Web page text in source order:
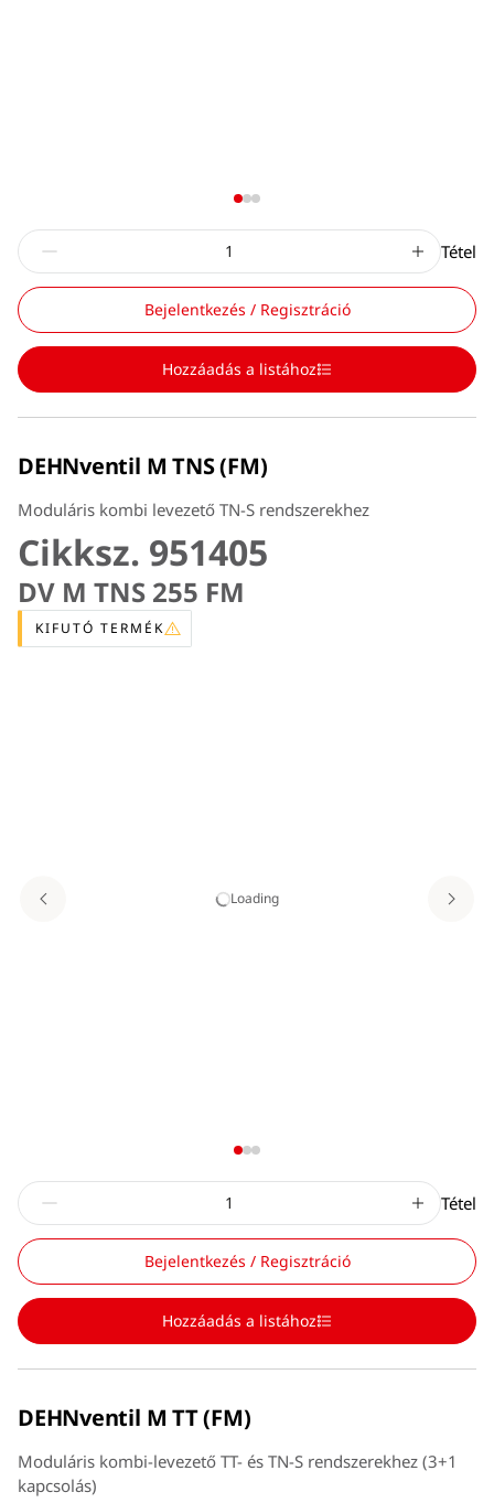
Tétel
Bejelentkezés / Regisztráció
Hozzáadás a listához
DEHNventil M TNS (FM)
Moduláris kombi levezető TN-S rendszerekhez
Cikksz. 951405
DV M TNS 255 FM
KIFUTÓ TERMÉK
Loading
Tétel
Bejelentkezés / Regisztráció
Hozzáadás a listához
DEHNventil M TT (FM)
Moduláris kombi-levezető TT- és TN-S rendszerekhez (3+1
kapcsolás)